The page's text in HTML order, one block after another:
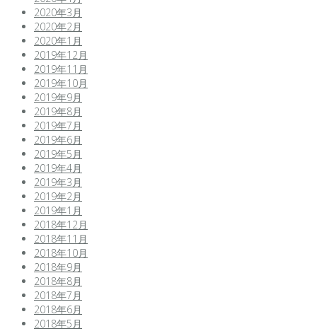
2020年3月
2020年2月
2020年1月
2019年12月
2019年11月
2019年10月
2019年9月
2019年8月
2019年7月
2019年6月
2019年5月
2019年4月
2019年3月
2019年2月
2019年1月
2018年12月
2018年11月
2018年10月
2018年9月
2018年8月
2018年7月
2018年6月
2018年5月